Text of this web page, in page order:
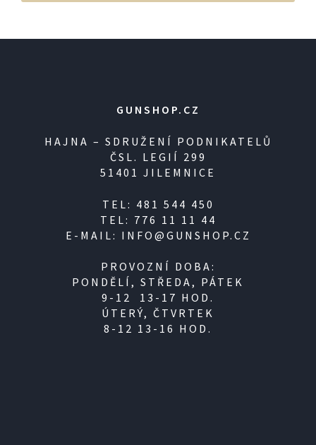
GUNSHOP.CZ
HAJNA – SDRUŽENÍ PODNIKATELŮ
ČSL. LEGIÍ 299
51401 JILEMNICE
TEL: 481 544 450
TEL: 776 11 11 44
E-MAIL: INFO@GUNSHOP.CZ
PROVOZNÍ DOBA:
PONDĚLÍ, STŘEDA, PÁTEK
9-12 13-17 HOD.
ÚTERÝ, ČTVRTEK
8-12 13-16 HOD.